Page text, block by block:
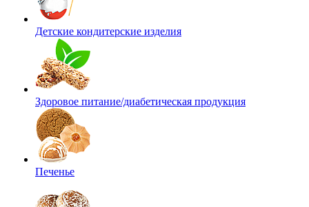
Детские кондитерские изделия
Здоровое питание/диабетическая продукция
Печенье